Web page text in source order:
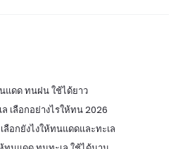
แดด ทนฝน ใช้ได้ยาว
เลือกอย่างไรให้ทน 2026
กยังไงให้ทนแดดและทะเล